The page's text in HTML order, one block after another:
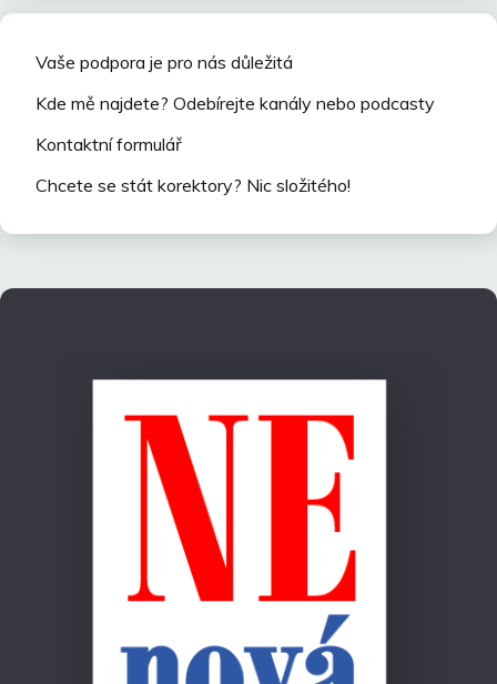
Vaše podpora je pro nás důležitá
Kde mě najdete? Odebírejte kanály nebo podcasty
Kontaktní formulář
Chcete se stát korektory? Nic složitého!